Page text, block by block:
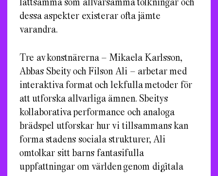
dessa aspekter existerar ofta jämte
varandra.
Tre av konstnärerna – Mikaela Karlsson,
Abbas Sbeity och Filson Ali – arbetar med
interaktiva format och lekfulla metoder för
att utforska allvarliga ämnen. Sbeitys
kollaborativa performance och analoga
brädspel utforskar hur vi tillsammans kan
forma stadens sociala strukturer, Ali
omtolkar sitt barns fantasifulla
uppfattningar om världen genom digitala